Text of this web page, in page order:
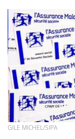
GILE MICHEL/SIPA